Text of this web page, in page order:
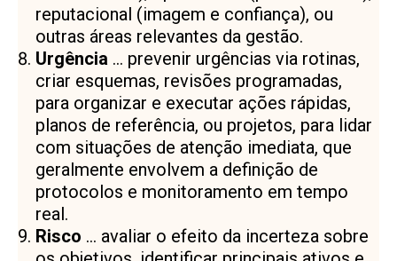
reputacional (imagem e confiança), ou
outras áreas relevantes da gestão.
Urgência … prevenir urgências via rotinas,
criar esquemas, revisões programadas,
para organizar e executar ações rápidas,
planos de referência, ou projetos, para lidar
com situações de atenção imediata, que
geralmente envolvem a definição de
protocolos e monitoramento em tempo
real.
Risco … avaliar o efeito da incerteza sobre